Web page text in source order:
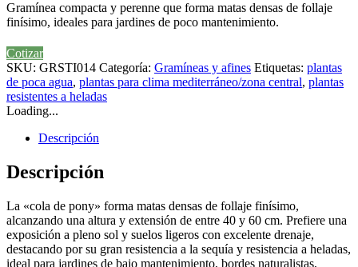
Gramínea compacta y perenne que forma matas densas de follaje
finísimo, ideales para jardines de poco mantenimiento.
Cotizar
SKU: GRSTI014 Categoría: Gramíneas y afines Etiquetas: plantas
de poca agua, plantas para clima mediterráneo/zona central, plantas
resistentes a heladas
Loading...
Descripción
Descripción
La «cola de pony» forma matas densas de follaje finísimo,
alcanzando una altura y extensión de entre 40 y 60 cm. Prefiere una
exposición a pleno sol y suelos ligeros con excelente drenaje,
destacando por su gran resistencia a la sequía y resistencia a heladas,
ideal para jardines de bajo mantenimiento, bordes naturalistas,